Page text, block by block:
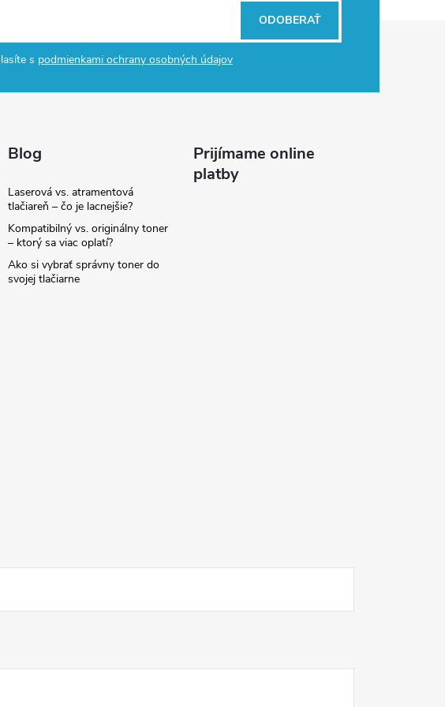
s podmienkami ochrany osobných údajov
ODOBERAŤ
Blog
Laserová vs. atramentová
tlačiareň – čo je lacnejšie?
Kompatibilný vs. originálny toner
– ktorý sa viac oplatí?
Ako si vybrať správny toner do
svojej tlačiarne
Prijímame online
platby